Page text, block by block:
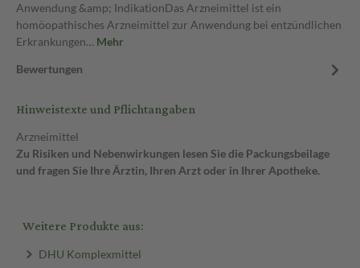
Anwendung &amp; IndikationDas Arzneimittel ist ein
homöopathisches Arzneimittel zur Anwendung bei entzündlichen
Erkrankungen… Mehr
Bewertungen
Hinweistexte und Pflichtangaben
Arzneimittel
Zu Risiken und Nebenwirkungen lesen Sie die Packungsbeilage
und fragen Sie Ihre Ärztin, Ihren Arzt oder in Ihrer Apotheke.
Weitere Produkte aus:
DHU Komplexmittel